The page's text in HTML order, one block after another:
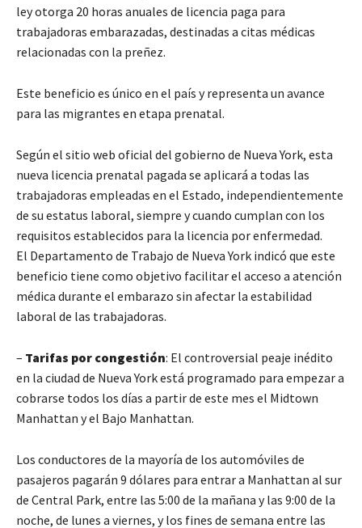
ley otorga 20 horas anuales de licencia paga para
trabajadoras embarazadas, destinadas a citas médicas
relacionadas con la preñez.
Este beneficio es único en el país y representa un avance
para las migrantes en etapa prenatal.
Según el sitio web oficial del gobierno de Nueva York, esta
nueva licencia prenatal pagada se aplicará a todas las
trabajadoras empleadas en el Estado, independientemente
de su estatus laboral, siempre y cuando cumplan con los
requisitos establecidos para la licencia por enfermedad.
El Departamento de Trabajo de Nueva York indicó que este
beneficio tiene como objetivo facilitar el acceso a atención
médica durante el embarazo sin afectar la estabilidad
laboral de las trabajadoras.
– Tarifas por congestión: El controversial peaje inédito
en la ciudad de Nueva York está programado para empezar a
cobrarse todos los días a partir de este mes el Midtown
Manhattan y el Bajo Manhattan.
Los conductores de la mayoría de los automóviles de
pasajeros pagarán 9 dólares para entrar a Manhattan al sur
de Central Park, entre las 5:00 de la mañana y las 9:00 de la
noche, de lunes a viernes, y los fines de semana entre las